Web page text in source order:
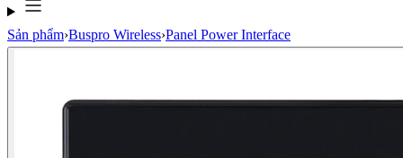
Sản phẩm›Buspro Wireless›Panel Power Interface